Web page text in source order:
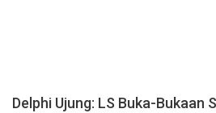
Delphi Ujung: LS Buka-Bukaan